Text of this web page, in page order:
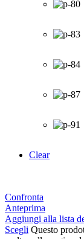
Clear
Confronta
Anteprima
Aggiungi alla lista
Scegli Questo